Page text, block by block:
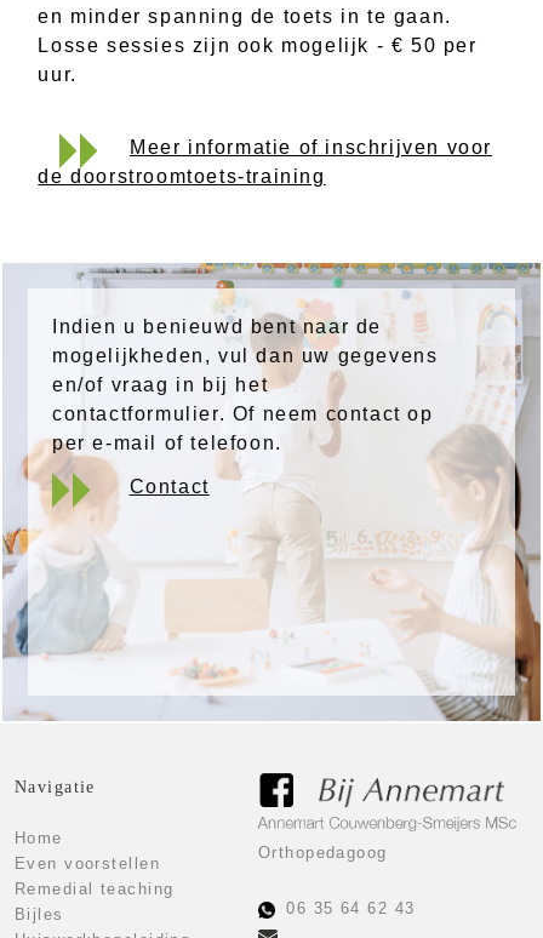
en minder spanning de toets in te gaan.
Losse sessies zijn ook mogelijk - € 50 per
uur.
Meer informatie of inschrijven voor
de doorstroomtoets-training
Indien u benieuwd bent naar de
mogelijkheden, vul dan uw gegevens
en/of vraag in bij het
contactformulier. Of neem contact op
per e-mail of telefoon.
Contact
Klik hier voor de tarieven
Tarieven
Navigatie
Home
Even voorstellen
Remedial teaching
Bijles
Orthopedagoog
06 35 64 62 43